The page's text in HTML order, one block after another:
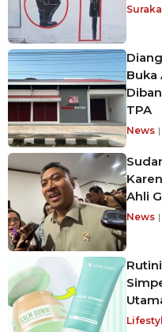
Buka
TPA
News
Ahli
News